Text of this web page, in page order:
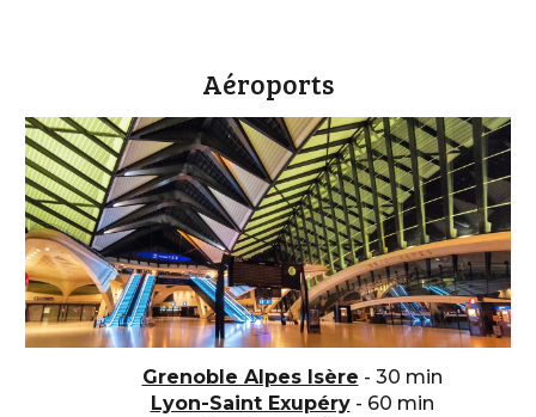
Aéroports
Grenoble Alpes Isère - 30 min
Lyon-Saint Exupéry- 60 min